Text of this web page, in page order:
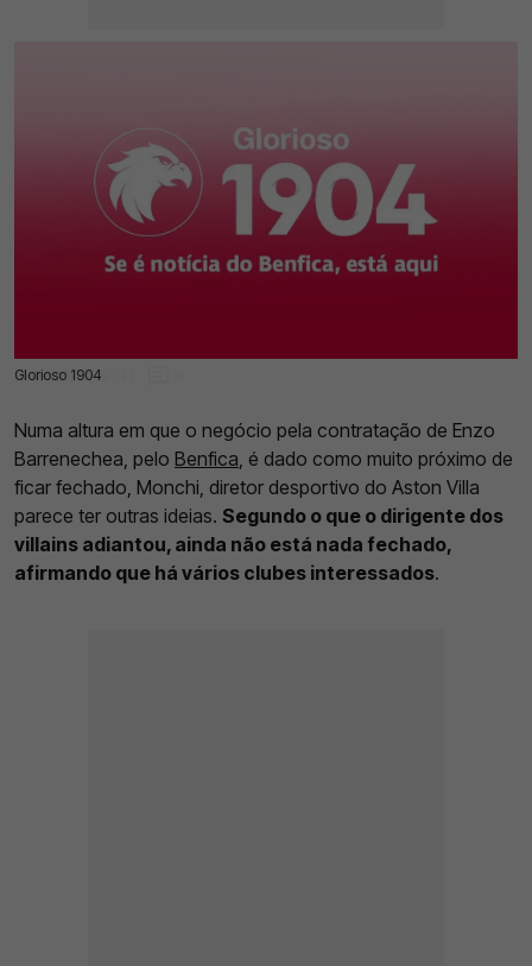
Glorioso 1904
15 Jul 2025 | 19:04 |
Numa altura em que o negócio pela contratação de Enzo
Barrenechea, pelo Benfica, é dado como muito próximo de
ficar fechado, Monchi, diretor desportivo do Aston Villa
parece ter outras ideias. Segundo o que o dirigente dos
villains adiantou, ainda não está nada fechado,
afirmando que há vários clubes interessados.